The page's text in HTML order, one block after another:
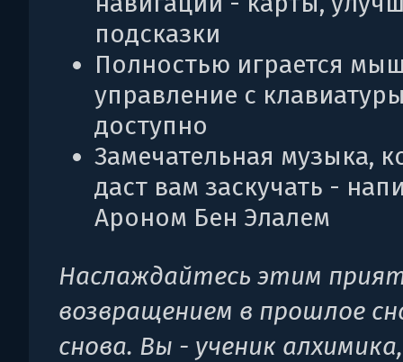
подсказки
Полностью играется
управление с
доступно
Замечательная музыка,
даст вам заскучать -
Ароном Бен Элалем
Наслаждайтесь этим
возвращением в прошлое
снова. Вы - ученик